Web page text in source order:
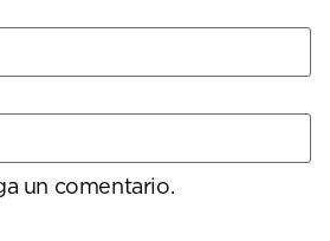
un comentario.